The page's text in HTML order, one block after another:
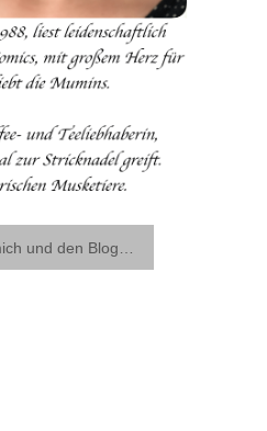
und den Blog…